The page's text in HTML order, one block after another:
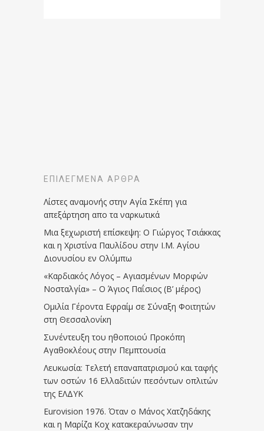
ΕΠΙΛΕΓΜΈΝΑ ΆΡΘΡΑ
Λίστες αναμονής στην Αγία Σκέπη για
απεξάρτηση απο τα ναρκωτικά
Μια ξεχωριστή επίσκεψη: Ο Γιώργος Τσιάκκας
και η Χριστίνα Παυλίδου στην Ι.Μ. Αγίου
Διονυσίου εν Ολύμπω
«Καρδιακός Λόγος – Αγιασμένων Μορφών
Νοσταλγία» – Ο Άγιος Παΐσιος (Β’ μέρος)
Ομιλία Γέροντα Εφραίμ σε Σύναξη Φοιτητών
στη Θεσσαλονίκη
Συνέντευξη του ηθοποιού Προκόπη
Αγαθοκλέους στην Πεμπτουσία
Λευκωσία: Τελετή επαναπατρισμού και ταφής
των οστών 16 Ελλαδιτών πεσόντων οπλιτών
της ΕΛΔΥΚ
Eurovision 1976. Όταν ο Μάνος Χατζηδάκης
και η Μαρίζα Κοχ κατακεραύνωσαν την